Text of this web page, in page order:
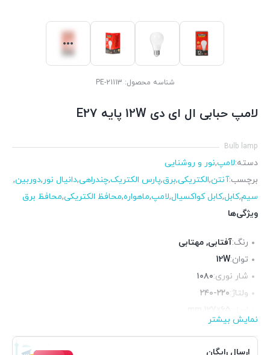
شناسه محصول: PE-21113
لامپ حبابی ال ای دی 12W پایه E27
Bulb lamp
دسته:لامپ,نور و روشنایی
برچسب:آنتن,الکتریکی,برق,پارس الکتریک,چندراهی,دانیال نور,دوربین,
سیم,کابل,کابل کواکسیال,لامپ,ماهواره,محافظ الکتریکی,محافظ برق
ویژگی‌ها
رنگ:آفتابی, مهتابی
توان:12W
شار نوری:۱۰۸۰
ولتاژ:۲۴۰-۲۲۰
طول عمر:
25000h
نمایش بیشتر
ارسال رایگان